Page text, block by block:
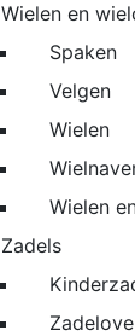
Wielen en
Spaken
Velgen
Wielen
Wielen
Zadels